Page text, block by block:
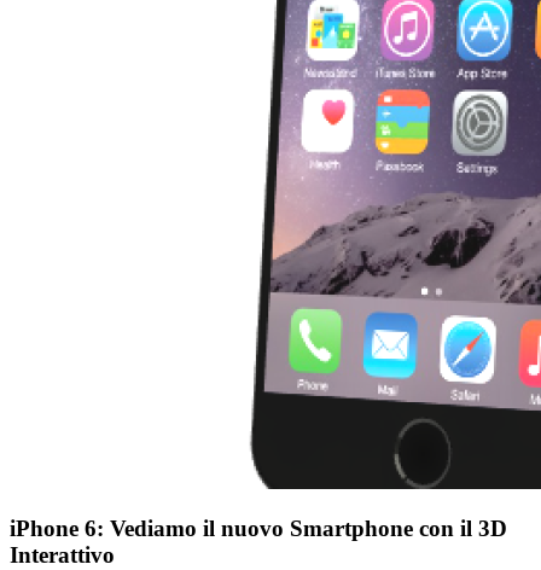
iPhone 6: Vediamo il nuovo Smartphone con il 3D
Interattivo